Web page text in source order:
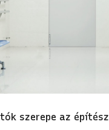
szerepe az